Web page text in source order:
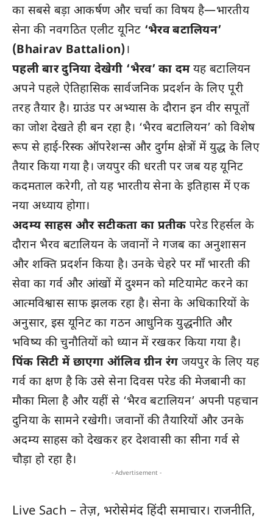
का सबसे बड़ा आकर्षण और चर्चा का विषय है—भारतीय
सेना की नवगठित एलीट यूनिट ‘भैरव बटालियन’
(Bhairav Battalion) ।
पहली बार दुनिया देखेगी ‘भैरव’ का दमयह बटालियन
अपने पहले ऐतिहासिक सार्वजनिक प्रदर्शन के लिए पूरी
तरह तैयार है। ग्राउंड पर अभ्यास के दौरान इन वीर सपूतों
का जोश देखते ही बन रहा है। ‘भैरव बटालियन’ को विशेष
रूप से हाई-रिस्क ऑपरेशन्स और दुर्गम क्षेत्रों में युद्ध के लिए
तैयार किया गया है। जयपुर की धरती पर जब यह यूनिट
कदमताल करेगी, तो यह भारतीय सेना के इतिहास में एक
नया अध्याय होगा।
अदम्य साहस और सटीकता का प्रतीक परेड रिहर्सल के
दौरान भैरव बटालियन के जवानों ने गजब का अनुशासन
और शक्ति प्रदर्शन किया है। उनके चेहरे पर माँ भारती की
सेवा का गर्व और आंखों में दुश्मन को मटियामेट करने का
आत्मविश्वास साफ झलक रहा है। सेना के अधिकारियों के
अनुसार, इस यूनिट का गठन आधुनिक युद्धनीति और
भविष्य की चुनौतियों को ध्यान में रखकर किया गया है।
पिंक सिटी में छाएगा ऑलिव ग्रीन रंग जयपुर के लिए यह
गर्व का क्षण है कि उसे सेना दिवस परेड की मेजबानी का
मौका मिला है और यहीं से ‘भैरव बटालियन’ अपनी पहचान
दुनिया के सामने रखेगी। जवानों की तैयारियों और उनके
अदम्य साहस को देखकर हर देशवासी का सीना गर्व से
चौड़ा हो रहा है।
- Advertisement -
Live Sach – तेज़, भरोसेमंद हिंदी समाचार। राजनीति,